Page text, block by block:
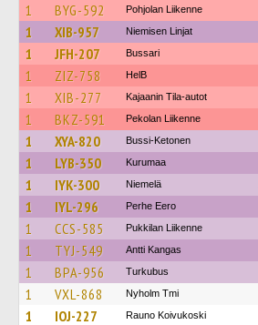
1 BYG-592 Pohjolan Liikenne
1 XIB-957 Niemisen Linjat
1 JFH-207 Bussari
1 ZIZ-758 HelB
1 XIB-277 Kajaanin Tila-autot
1 BKZ-591 Pekolan Liikenne
1 XYA-820 Bussi-Ketonen
1 LYB-350 Kurumaa
1 IYK-300 Niemelä
1 IYL-296 Perhe Eero
1 CCS-585 Pukkilan Liikenne
1 TYJ-549 Antti Kangas
1 BPA-956 Turkubus
1 VXL-868 Nyholm Tmi
1 IOJ-227 Rauno Koivukoski